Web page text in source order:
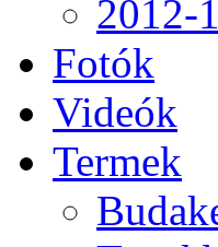
2012-
Fotók
Videók
Termek